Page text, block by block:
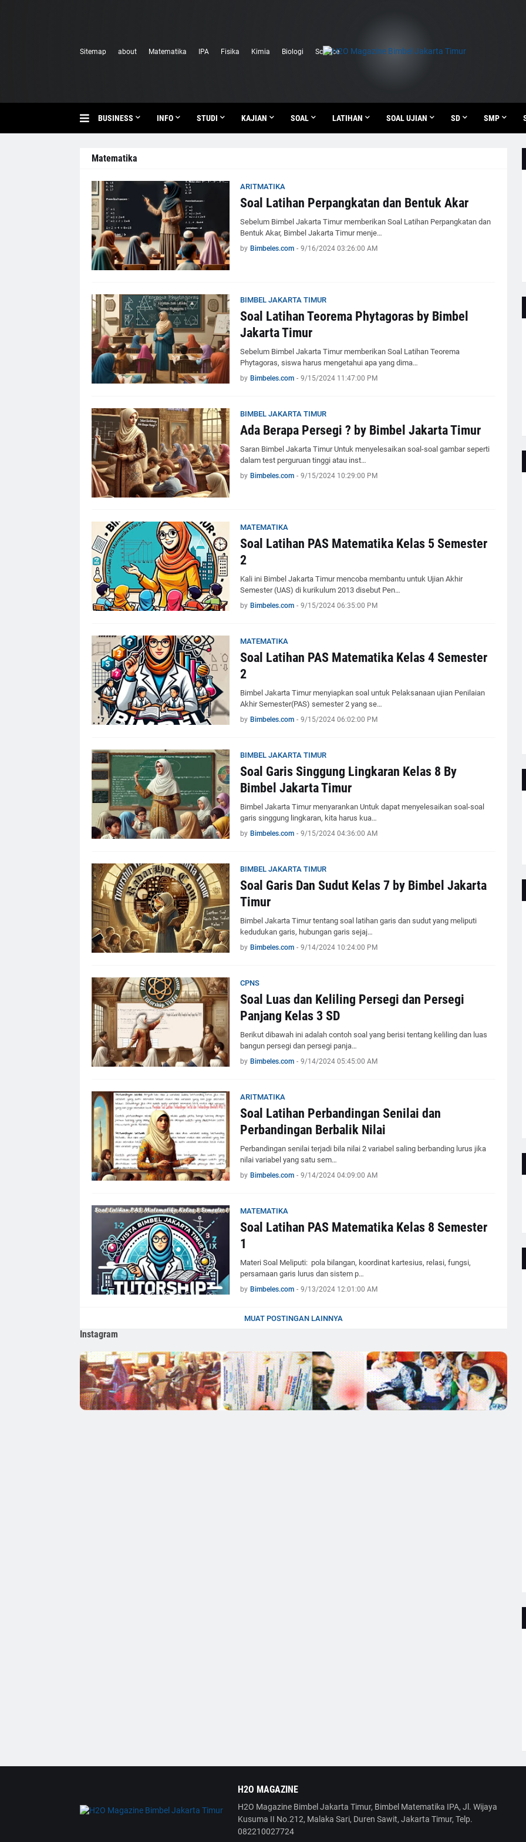
Sitemap about Matematika IPA Fisika Kimia Biologi Science
BUSINESS INFO STUDI KAJIAN SOAL LATIHAN SOAL UJIAN SD SMP
Matematika
ARITMATIKA
Soal Latihan Perpangkatan dan Bentuk Akar
Sebelum Bimbel Jakarta Timur memberikan Soal Latihan Perpangkatan dan
Bentuk Akar, Bimbel Jakarta Timur menje…
by Bimbeles.com - 9/16/2024 03:26:00 AM
BIMBEL JAKARTA TIMUR
Soal Latihan Teorema Phytagoras by Bimbel
Jakarta Timur
Sebelum Bimbel Jakarta Timur memberikan Soal Latihan Teorema
Phytagoras, siswa harus mengetahui apa yang dima…
by Bimbeles.com - 9/15/2024 11:47:00 PM
BIMBEL JAKARTA TIMUR
Ada Berapa Persegi ? by Bimbel Jakarta Timur
Saran Bimbel Jakarta Timur Untuk menyelesaikan soal-soal gambar seperti
dalam test perguruan tinggi atau inst…
by Bimbeles.com - 9/15/2024 10:29:00 PM
MATEMATIKA
Soal Latihan PAS Matematika Kelas 5 Semester
2
Kali ini Bimbel Jakarta Timur mencoba membantu untuk Ujian Akhir
Semester (UAS) di kurikulum 2013 disebut Pen…
by Bimbeles.com - 9/15/2024 06:35:00 PM
MATEMATIKA
Soal Latihan PAS Matematika Kelas 4 Semester
2
Bimbel Jakarta Timur menyiapkan soal untuk Pelaksanaan ujian Penilaian
Akhir Semester(PAS) semester 2 yang se…
by Bimbeles.com - 9/15/2024 06:02:00 PM
BIMBEL JAKARTA TIMUR
Soal Garis Singgung Lingkaran Kelas 8 By
Bimbel Jakarta Timur
Bimbel Jakarta Timur menyarankan Untuk dapat menyelesaikan soal-soal
garis singgung lingkaran, kita harus kua…
by Bimbeles.com - 9/15/2024 04:36:00 AM
BIMBEL JAKARTA TIMUR
Soal Garis Dan Sudut Kelas 7 by Bimbel Jakarta
Timur
Bimbel Jakarta Timur tentang soal latihan garis dan sudut yang meliputi
kedudukan garis, hubungan garis sejaj…
by Bimbeles.com - 9/14/2024 10:24:00 PM
CPNS
Soal Luas dan Keliling Persegi dan Persegi
Panjang Kelas 3 SD
Berikut dibawah ini adalah contoh soal yang berisi tentang keliling dan luas
bangun persegi dan persegi panja…
by Bimbeles.com - 9/14/2024 05:45:00 AM
ARITMATIKA
Soal Latihan Perbandingan Senilai dan
Perbandingan Berbalik Nilai
Perbandingan senilai terjadi bila nilai 2 variabel saling berbanding lurus jika
nilai variabel yang satu sem…
by Bimbeles.com - 9/14/2024 04:09:00 AM
MATEMATIKA
Soal Latihan PAS Matematika Kelas 8 Semester
1
Materi Soal Meliputi: pola bilangan, koordinat kartesius, relasi, fungsi,
persamaan garis lurus dan sistem p…
by Bimbeles.com - 9/13/2024 12:01:00 AM
MUAT POSTINGAN LAINNYA
Instagram
H2O MAGAZINE
H2O Magazine Bimbel Jakarta Timur, Bimbel Matematika IPA, Jl. Wijaya
Kusuma II No.212, Malaka Sari, Duren Sawit, Jakarta Timur, Telp.
082210027724